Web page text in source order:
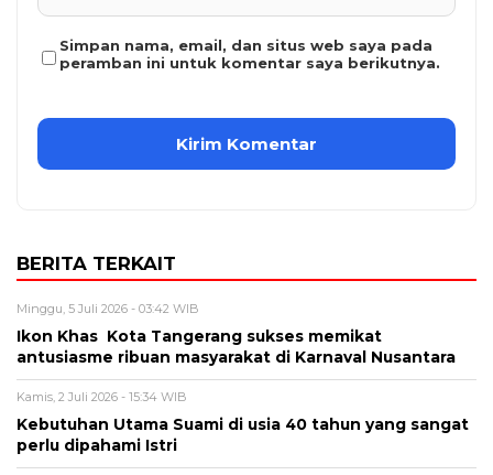
Simpan nama, email, dan situs web saya pada
peramban ini untuk komentar saya berikutnya.
BERITA TERKAIT
Minggu, 5 Juli 2026 - 03:42 WIB
Ikon Khas Kota Tangerang sukses memikat
antusiasme ribuan masyarakat di Karnaval Nusantara
Kamis, 2 Juli 2026 - 15:34 WIB
Kebutuhan Utama Suami di usia 40 tahun yang sangat
perlu dipahami Istri